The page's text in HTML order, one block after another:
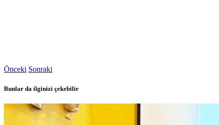
Önceki Sonraki
Bunlar da ilginizi çekebilir